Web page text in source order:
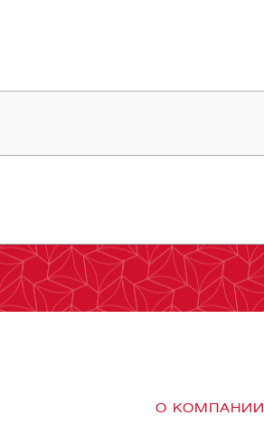
О КОМПАНИИ